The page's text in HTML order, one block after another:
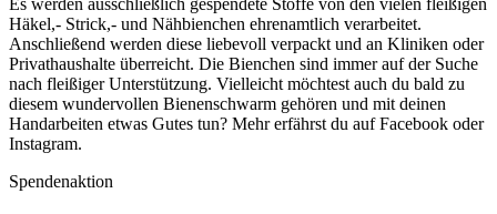
Häkel,- Strick,- und Nähbienchen ehrenamtlich verarbeitet.
Anschließend werden diese liebevoll verpackt und an Kliniken oder
Privathaushalte überreicht. Die Bienchen sind immer auf der Suche
nach fleißiger Unterstützung. Vielleicht möchtest auch du bald zu
diesem wundervollen Bienenschwarm gehören und mit deinen
Handarbeiten etwas Gutes tun? Mehr erfährst du auf Facebook oder
Instagram.
Spendenaktion